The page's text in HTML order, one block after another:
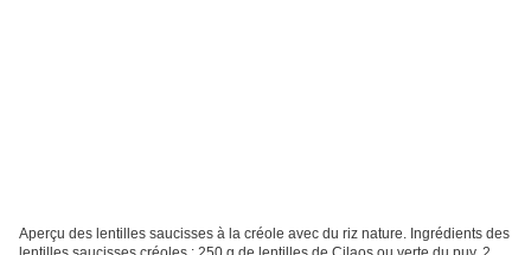
Aperçu des lentilles saucisses à la créole avec du riz nature. Ingrédients des